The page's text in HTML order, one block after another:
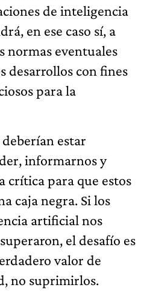
de inteligencia
en ese caso sí, a
normas eventuales
desarrollos con fines
para la
estar
informarnos y
crítica para que estos
caja negra. Si los
artificial nos
el desafío es
valor de
no suprimirlos.